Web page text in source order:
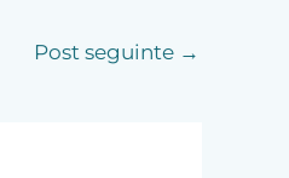
Post seguinte →